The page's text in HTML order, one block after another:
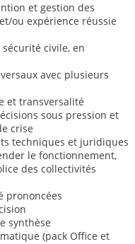
et gestion des
ou expérience réussie
civile, en
avec plusieurs
et transversalité
sous pression et
crise
techniques et juridiques
le fonctionnement,
des collectivités
prononcées
synthèse
(pack Office et